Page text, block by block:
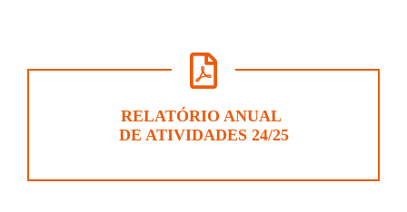
RELATÓRIO ANUAL
DE ATIVIDADES 24/25